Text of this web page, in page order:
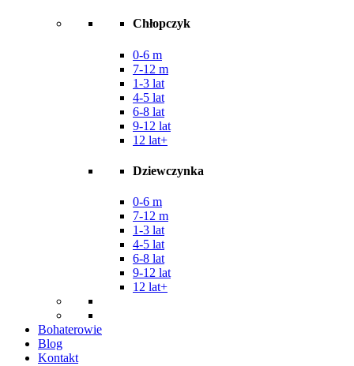
Chłopczyk
0-6 m
7-12 m
1-3 lat
4-5 lat
6-8 lat
9-12 lat
12 lat+
Dziewczynka
0-6 m
7-12 m
1-3 lat
4-5 lat
6-8 lat
9-12 lat
12 lat+
Bohaterowie
Blog
Kontakt